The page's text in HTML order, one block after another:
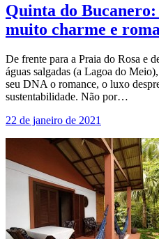
Quinta do
muito charme e
De frente para a Praia do Rosa e
águas salgadas (a Lagoa do
seu DNA o romance, o luxo
sustentabilidade. Não por…
22 de janeiro de 2021